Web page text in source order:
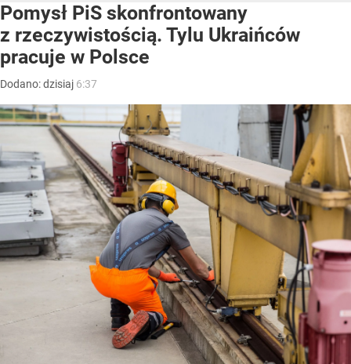
Pomysł PiS skonfrontowany
z rzeczywistością. Tylu Ukraińców
pracuje w Polsce
Dodano:dzisiaj 6:37